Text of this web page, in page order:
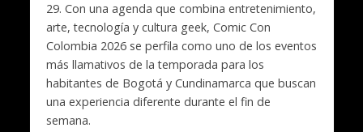
29. Con una agenda que combina entretenimiento,
arte, tecnología y cultura geek, Comic Con
Colombia 2026 se perfila como uno de los eventos
más llamativos de la temporada para los
habitantes de Bogotá y Cundinamarca que buscan
una experiencia diferente durante el fin de
semana.